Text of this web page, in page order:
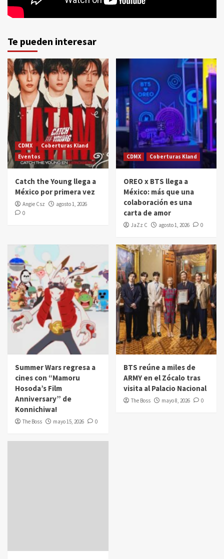
Te pueden interesar
CDMX
Coberturas Kland
Eventos
Catch the Young llega a
México por primera vez
Angie Csz
agosto 1, 2026
0
CDMX Coberturas Kland
OREO x BTS llega a
México: más que una
colaboración es una
carta de amor
JaZz C agosto 1, 2026 0
Summer Wars regresa a
cines con “Mamoru
Hosoda’s Film
Anniversary” de
Konnichiwa!
The Boss mayo 15, 2026 0
BTS reúne a miles de
ARMY en el Zócalo tras
visita al Palacio Nacional
The Boss mayo 8, 2026 0